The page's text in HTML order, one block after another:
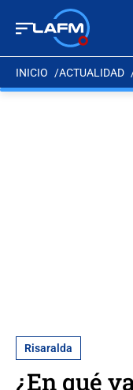
INICIO ACTUALIDAD
Risaralda
¿En qué